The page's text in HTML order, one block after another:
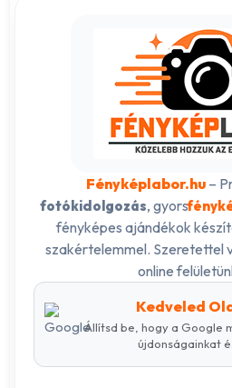
Fényképlabor.hu–
fotókidolgozás, gyors
fényképes ajándékok
szakértelemmel. Szeretettel
online
Kedveled
Állítsd be, hogy a Google
újdonságainkat